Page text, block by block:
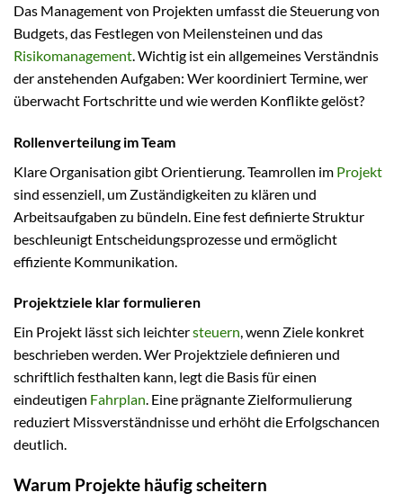
Das Management von Projekten umfasst die Steuerung von
Budgets, das Festlegen von Meilensteinen und das
Risikomanagement. Wichtig ist ein allgemeines Verständnis
der anstehenden Aufgaben: Wer koordiniert Termine, wer
überwacht Fortschritte und wie werden Konflikte gelöst?
Rollenverteilung im Team
Klare Organisation gibt Orientierung. Teamrollen im Projekt
sind essenziell, um Zuständigkeiten zu klären und
Arbeitsaufgaben zu bündeln. Eine fest definierte Struktur
beschleunigt Entscheidungsprozesse und ermöglicht
effiziente Kommunikation.
Projektziele klar formulieren
Ein Projekt lässt sich leichtersteuern, wenn Ziele konkret
beschrieben werden. Wer Projektziele definieren und
schriftlich festhalten kann, legt die Basis für einen
eindeutigen Fahrplan. Eine prägnante Zielformulierung
reduziert Missverständnisse und erhöht die Erfolgschancen
deutlich.
Warum Projekte häufig scheitern